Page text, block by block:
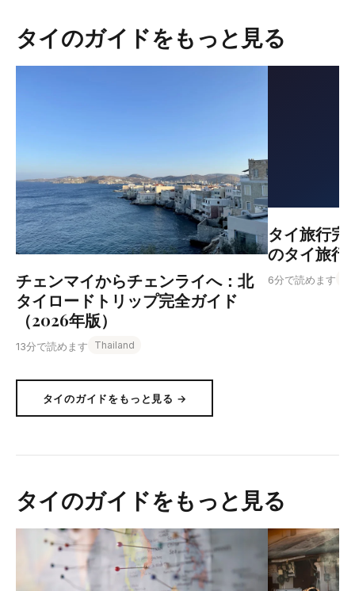
タイのガイドをもっと見る
チェンマイからチェンライへ：北
タイロードトリップ完全ガイド
（2026年版）
13分で読めます Thailand
タイ旅行完
のタイ旅行
6分で読めます
タイのガイドをもっと見る →
タイのガイドをもっと見る